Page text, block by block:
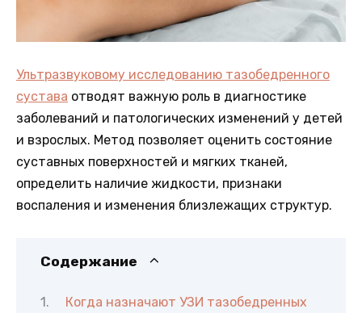
Ультразвуковому исследованию тазобедренного
сустава отводят важную роль в диагностике
заболеваний и патологических изменений у детей
и взрослых. Метод позволяет оценить состояние
суставных поверхностей и мягких тканей,
определить наличие жидкости, признаки
воспаления и изменения близлежащих структур.
Содержание
Когда назначают УЗИ тазобедренных